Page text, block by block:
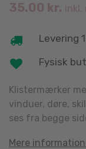
35.00 kr. inkl.
Levering
Fysisk
Klistermærker
vinduer, døre,
ses fra begge
Mere